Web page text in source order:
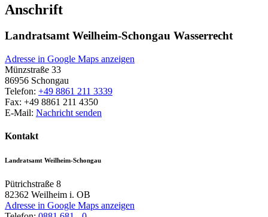
Anschrift
Landratsamt Weilheim-Schongau Wasserrecht
Adresse in Google Maps anzeigen
Münzstraße 33
86956 Schongau
Telefon: +49 8861 211 3339
Fax: +49 8861 211 4350
E-Mail: Nachricht senden
Kontakt
Landratsamt Weilheim-Schongau
Pütrichstraße 8
82362 Weilheim i. OB
Adresse in Google Maps anzeigen